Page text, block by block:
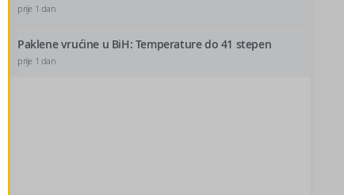
prije 1 dan
Paklene vrućine u BiH: Temperature do 41 stepen
prije 1 dan